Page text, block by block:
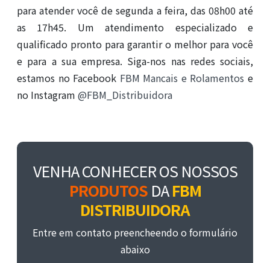
para atender você de segunda a feira, das 08h00 até
as 17h45. Um atendimento especializado e
qualificado pronto para garantir o melhor para você
e para a sua empresa. Siga-nos nas redes sociais,
estamos no Facebook FBM Mancais e Rolamentos e
no Instagram @FBM_Distribuidora
VENHA CONHECER OS NOSSOS
PRODUTOSDAFBM
DISTRIBUIDORA
Entre em contato preencheendo o formulário
abaixo